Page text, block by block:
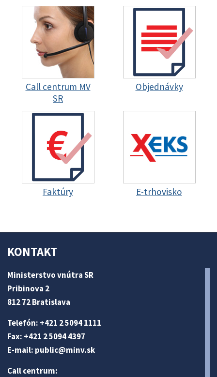
Call centrum MV
SR
Objednávky
Faktúry E-trhovisko
KONTAKT
Ministerstvo vnútra SR
Pribinova 2
812 72 Bratislava
Telefón: +421 2 5094 1111
Fax: +421 2 5094 4397
E-mail: public@minv.sk
Call centrum: